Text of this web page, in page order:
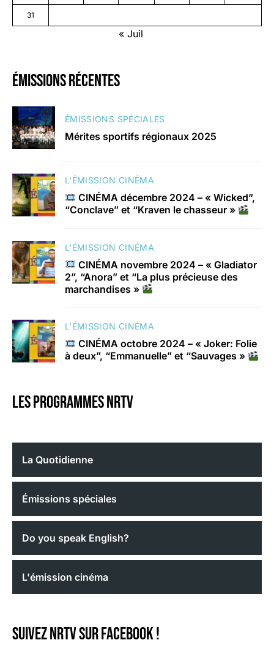
31
« Juil
émissions récentes
ÉMISSIONS SPÉCIALES
Mérites sportifs régionaux 2025
L'ÉMISSION CINÉMA
CINÉMA décembre 2024 – « Wicked”,
“Conclave” et “Kraven le chasseur »
L'ÉMISSION CINÉMA
CINÉMA novembre 2024 – « Gladiator
2”, “Anora” et “La plus précieuse des
marchandises »
L'ÉMISSION CINÉMA
CINÉMA octobre 2024 – « Joker: Folie
à deux”, “Emmanuelle” et “Sauvages »
Les programmes nrtv
La Quotidienne
Émissions spéciales
Do you speak English?
L'émission cinéma
Suivez NRTV sur Facebook !